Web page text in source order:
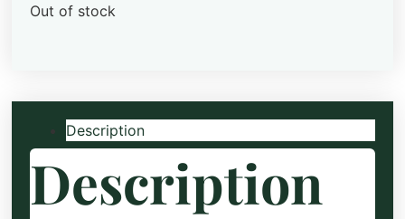
Out of stock
Description
Description